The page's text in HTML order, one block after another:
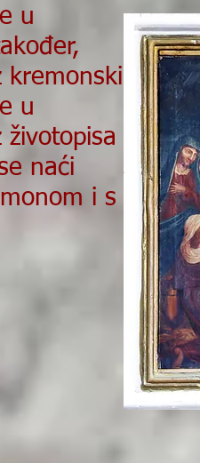
u
kremonski
u
životopisa
naći
i s